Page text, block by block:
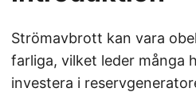
Strömavbrott kan vara
farliga, vilket leder många
investera i